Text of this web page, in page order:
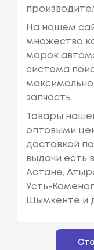
На нашем
множество
марок
система
запчасть.
Товары
оптовыми
доставкой
выдачи есть
Астане,
Усть-
Шымкенте и